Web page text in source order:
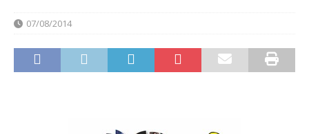
07/08/2014